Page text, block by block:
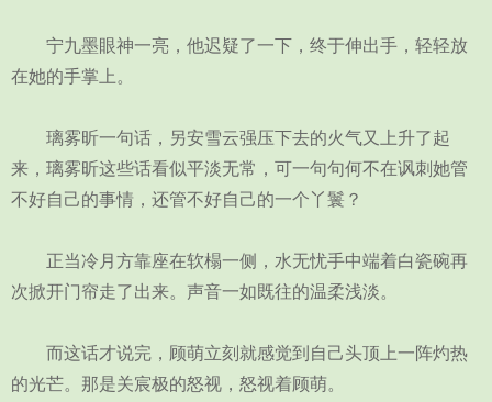
宁九墨眼神一亮，他迟疑了一下，终于伸出手，轻轻放
在她的手掌上。
璃雾昕一句话，另安雪云强压下去的火气又上升了起
来，璃雾昕这些话看似平淡无常，可一句句何不在讽刺她管
不好自己的事情，还管不好自己的一个丫鬟？
正当冷月方靠座在软榻一侧，水无忧手中端着白瓷碗再
次掀开门帘走了出来。声音一如既往的温柔浅淡。
而这话才说完，顾萌立刻就感觉到自己头顶上一阵灼热
的光芒。那是关宸极的怒视，怒视着顾萌。